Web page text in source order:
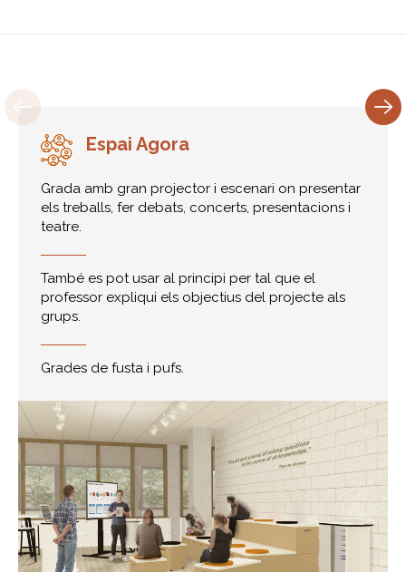
Espai Agora
Grada amb gran projector i escenari on presentar
els treballs, fer debats, concerts, presentacions i
teatre.
També es pot usar al principi per tal que el
professor expliqui els objectius del projecte als
grups.
Grades de fusta i pufs.